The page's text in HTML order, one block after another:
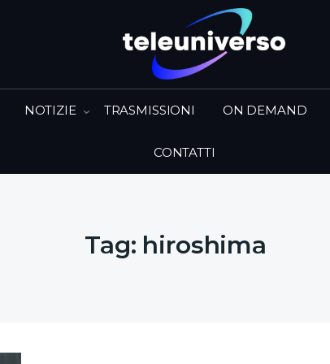
NOTIZIE TRASMISSIONI ON DEMAND
CONTATTI
Tag: hiroshima